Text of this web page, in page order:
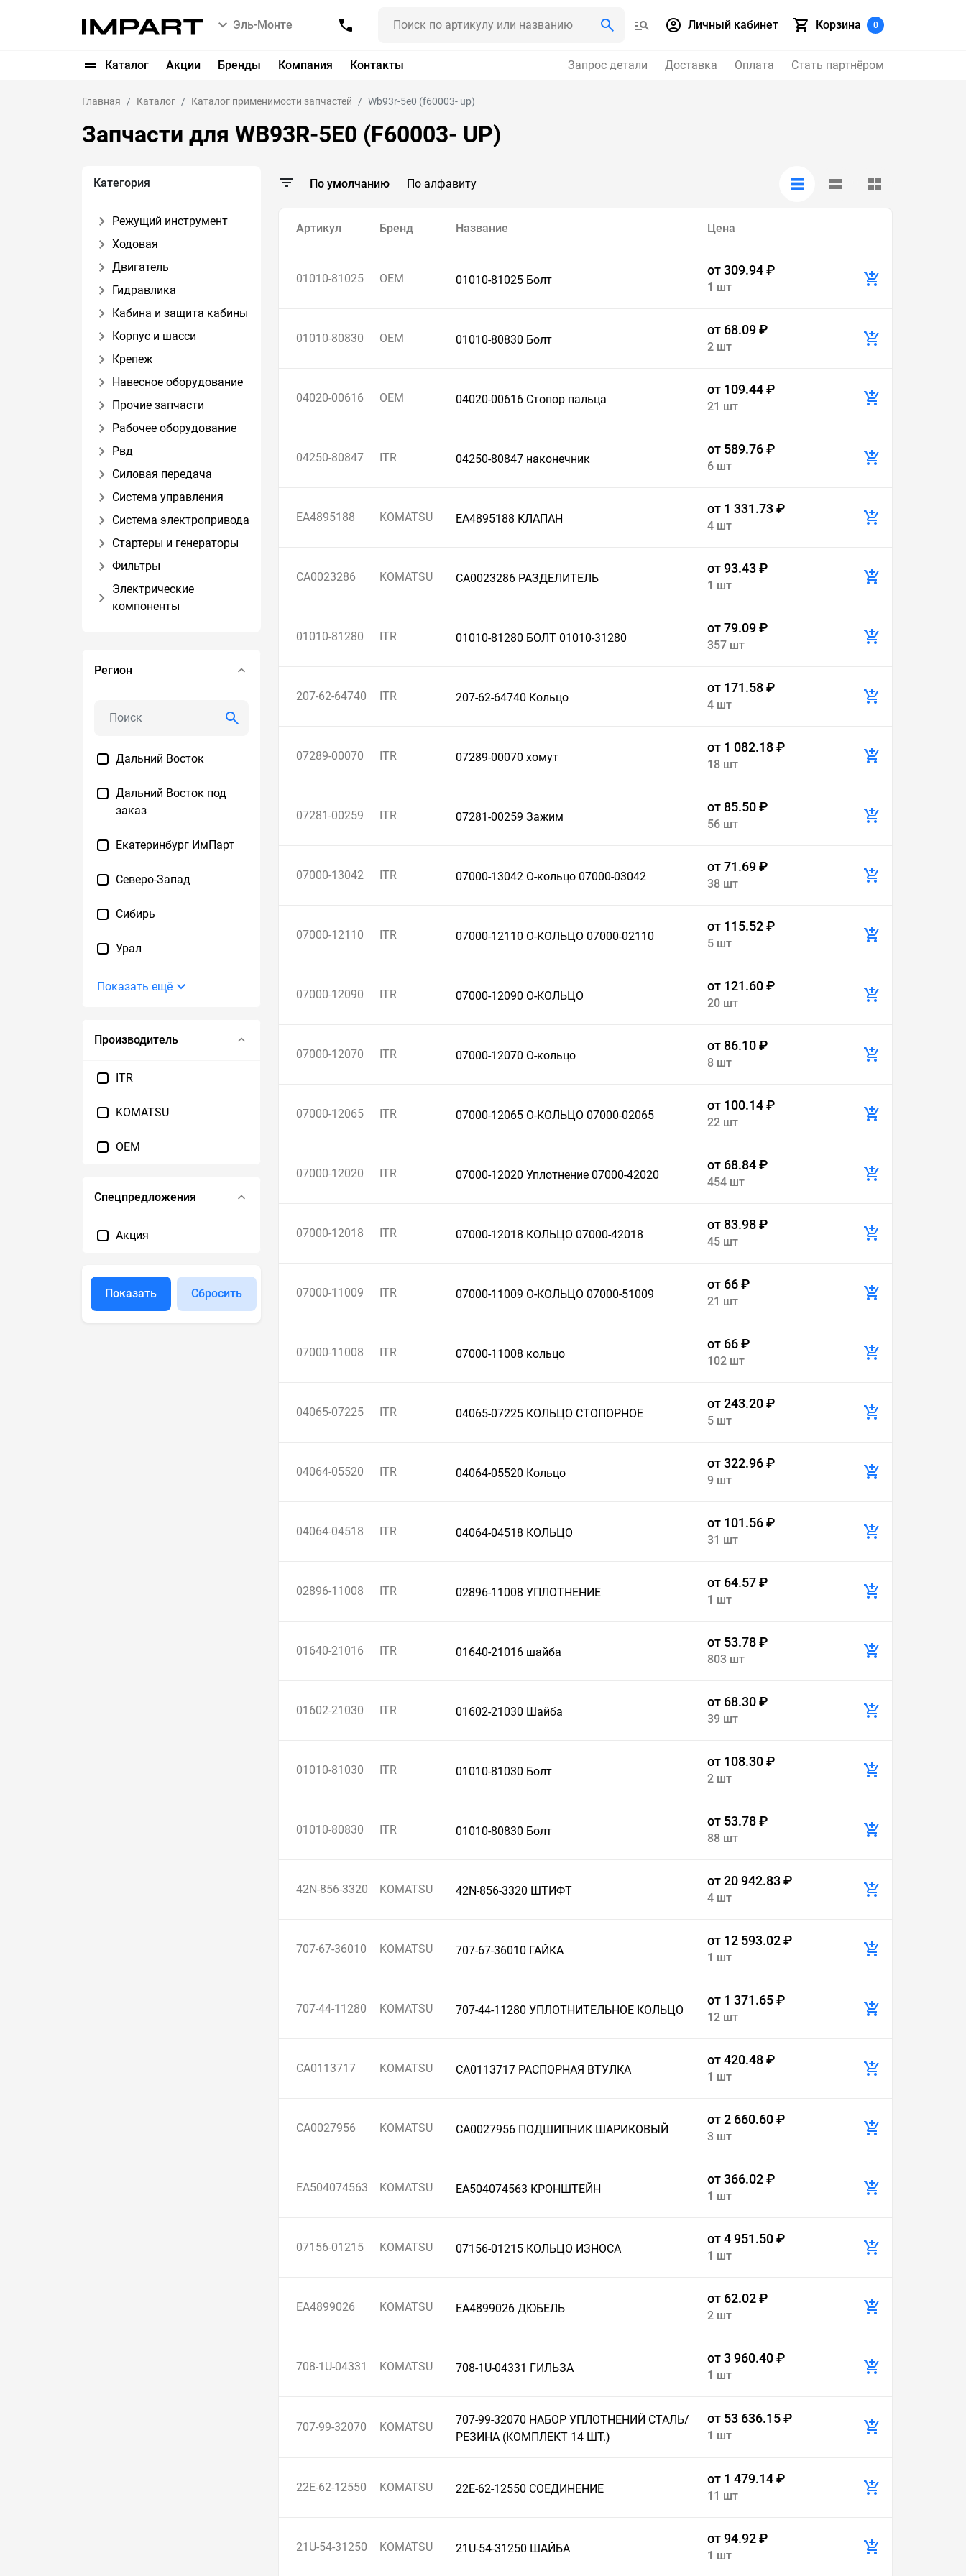
Эль-Монте Личный кабинет Корзина 0
Каталог Акции Бренды Компания Контакты Запрос детали Доставка Оплата Стать партнёром
Главная Каталог Каталог применимости запчастей Wb93r-5e0 (f60003- up)
Запчасти для WB93R-5E0 (F60003- UP)
Категория
Режущий инструмент
Ходовая
Двигатель
Гидравлика
Кабина и защита кабины
Корпус и шасси
Крепеж
Навесное оборудование
Прочие запчасти
Рабочее оборудование
Рвд
Силовая передача
Система управления
Система электропривода
Стартеры и генераторы
Фильтры
Электрические
компоненты
Регион
Дальний Восток
Дальний Восток под
заказ
Екатеринбург ИмПарт
Северо-Запад
Сибирь
Урал
Показать ещё
Производитель
ITR
KOMATSU
OEM
Спецпредложения
Акция
Показать Сбросить
По умолчанию По алфавиту
Артикул Бренд Название Цена
01010-81025 OEM 01010-81025 Болт
от 309.94 ₽
1 шт
01010-80830 OEM 01010-80830 Болт
от 68.09 ₽
2 шт
04020-00616 OEM 04020-00616 Стопор пальца
от 109.44 ₽
21 шт
04250-80847 ITR 04250-80847 наконечник
от 589.76 ₽
6 шт
EA4895188 KOMATSU EA4895188 КЛАПАН
от 1 331.73 ₽
4 шт
CA0023286 KOMATSU CA0023286 РАЗДЕЛИТЕЛЬ
от 93.43 ₽
1 шт
01010-81280 ITR 01010-81280 БОЛТ 01010-31280
от 79.09 ₽
357 шт
207-62-64740 ITR 207-62-64740 Кольцо
от 171.58 ₽
4 шт
07289-00070 ITR 07289-00070 хомут
от 1 082.18 ₽
18 шт
07281-00259 ITR 07281-00259 Зажим
от 85.50 ₽
56 шт
07000-13042 ITR 07000-13042 О-кольцо 07000-03042
от 71.69 ₽
38 шт
07000-12110 ITR 07000-12110 О-КОЛЬЦО 07000-02110
от 115.52 ₽
5 шт
07000-12090 ITR 07000-12090 О-КОЛЬЦО
от 121.60 ₽
20 шт
07000-12070 ITR 07000-12070 О-кольцо
от 86.10 ₽
8 шт
07000-12065 ITR 07000-12065 О-КОЛЬЦО 07000-02065
от 100.14 ₽
22 шт
07000-12020 ITR 07000-12020 Уплотнение 07000-42020
от 68.84 ₽
454 шт
07000-12018 ITR 07000-12018 КОЛЬЦО 07000-42018
от 83.98 ₽
45 шт
07000-11009 ITR 07000-11009 О-КОЛЬЦО 07000-51009
от 66 ₽
21 шт
07000-11008 ITR 07000-11008 кольцо
от 66 ₽
102 шт
04065-07225 ITR 04065-07225 КОЛЬЦО СТОПОРНОЕ
от 243.20 ₽
5 шт
04064-05520 ITR 04064-05520 Кольцо
от 322.96 ₽
9 шт
04064-04518 ITR 04064-04518 КОЛЬЦО
от 101.56 ₽
31 шт
02896-11008 ITR 02896-11008 УПЛОТНЕНИЕ
от 64.57 ₽
1 шт
01640-21016 ITR 01640-21016 шайба
от 53.78 ₽
803 шт
01602-21030 ITR 01602-21030 Шайба
от 68.30 ₽
39 шт
01010-81030 ITR 01010-81030 Болт
от 108.30 ₽
2 шт
01010-80830 ITR 01010-80830 Болт
от 53.78 ₽
88 шт
42N-856-3320 KOMATSU 42N-856-3320 ШТИФТ
от 20 942.83 ₽
4 шт
707-67-36010 KOMATSU 707-67-36010 ГАЙКА
от 12 593.02 ₽
1 шт
707-44-11280 KOMATSU 707-44-11280 УПЛОТНИТЕЛЬНОЕ КОЛЬЦО
от 1 371.65 ₽
12 шт
CA0113717 KOMATSU CA0113717 РАСПОРНАЯ ВТУЛКА
от 420.48 ₽
1 шт
CA0027956 KOMATSU CA0027956 ПОДШИПНИК ШАРИКОВЫЙ
от 2 660.60 ₽
3 шт
EA504074563 KOMATSU EA504074563 КРОНШТЕЙН
от 366.02 ₽
1 шт
07156-01215 KOMATSU 07156-01215 КОЛЬЦО ИЗНОСА
от 4 951.50 ₽
1 шт
EA4899026 KOMATSU EA4899026 ДЮБЕЛЬ
от 62.02 ₽
2 шт
708-1U-04331 KOMATSU 708-1U-04331 ГИЛЬЗА
от 3 960.40 ₽
1 шт
707-99-32070 KOMATSU
707-99-32070 НАБОР УПЛОТНЕНИЙ СТАЛЬ/
РЕЗИНА (КОМПЛЕКТ 14 ШТ.)
от 53 636.15 ₽
1 шт
22E-62-12550 KOMATSU 22E-62-12550 СОЕДИНЕНИЕ
от 1 479.14 ₽
11 шт
21U-54-31250 KOMATSU 21U-54-31250 ШАЙБА
от 94.92 ₽
1 шт